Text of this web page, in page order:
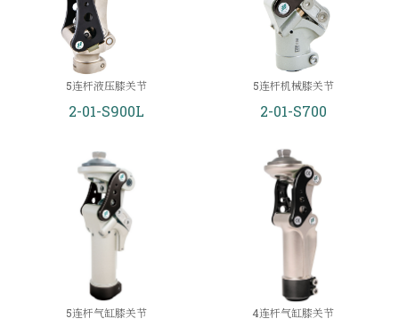
5连杆液压膝关节
2-01-S900L
5连杆机械膝关节
2-01-S700
5连杆气缸膝关节 4连杆气缸膝关节